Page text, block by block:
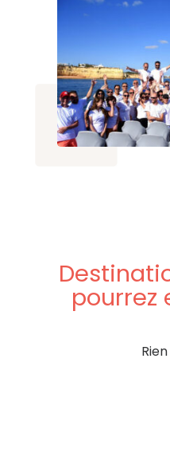
pourrez